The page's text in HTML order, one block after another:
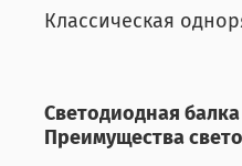
Классическая
Светодиодная
Преимущества